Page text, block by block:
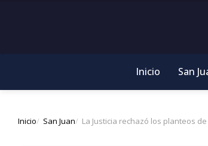
Inicio San
Inicio San Juan La Justicia rechazó los planteos